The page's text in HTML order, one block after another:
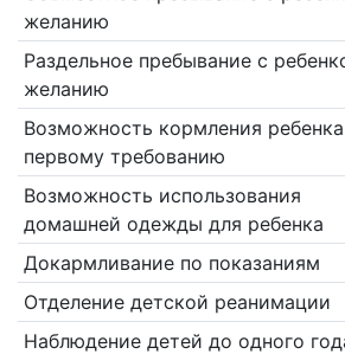
желанию
Раздельное пребывание с
желанию
Возможность кормления
первому требованию
Возможность использования
домашней одежды для ребенка
Докармливание по показаниям
Отделение детской реанимации
Наблюдение детей до одного